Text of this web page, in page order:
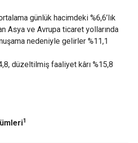
günlük hacimdeki %6,6’lık
Asya ve Avrupa ticaret yollarında
nedeniyle gelirler %11,1
düzeltilmiş faaliyet kârı %15,8
1